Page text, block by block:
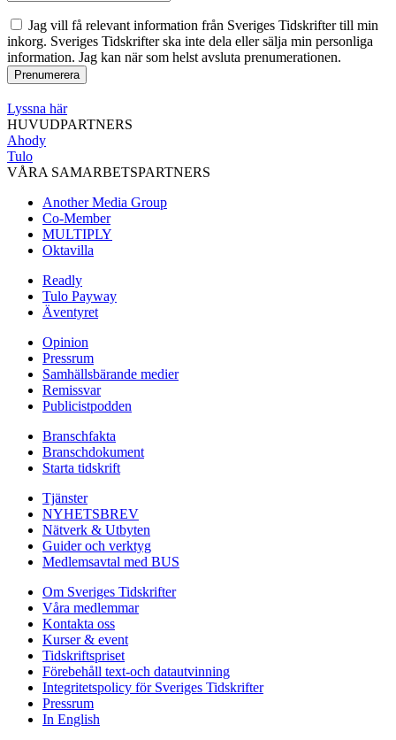
Jag vill få relevant information från Sveriges Tidskrifter till min
inkorg. Sveriges Tidskrifter ska inte dela eller sälja min personliga
information. Jag kan när som helst avsluta prenumerationen.
Lyssna här
HUVUDPARTNERS
Ahody
Tulo
VÅRA SAMARBETSPARTNERS
Another Media Group
Co-Member
MULTIPLY
Oktavilla
Readly
Tulo Payway
Äventyret
Opinion
Pressrum
Samhällsbärande medier
Remissvar
Publicistpodden
Branschfakta
Branschdokument
Starta tidskrift
Tjänster
NYHETSBREV
Nätverk & Utbyten
Guider och verktyg
Medlemsavtal med BUS
Om Sveriges Tidskrifter
Våra medlemmar
Kontakta oss
Kurser & event
Tidskriftspriset
Förebehåll text-och datautvinning
Integritetspolicy för Sveriges Tidskrifter
Pressrum
In English